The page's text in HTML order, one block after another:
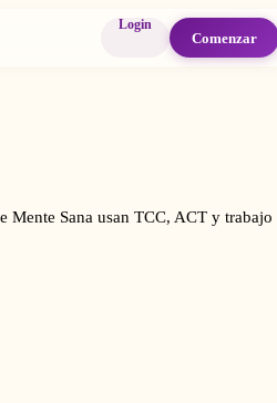
Login
Comenzar
Sana usan TCC, ACT y